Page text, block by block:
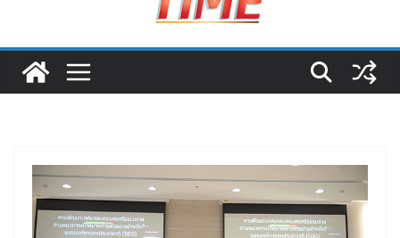
“เอกนิติ” เตือนบริษัทมหาชนที่ค้างชำระค่าบริการวิชาชีพ
ต้องเปิดเผยข้อมูลทางบัญชีอย่างถูกต้อง ระวังการนำส่งงบ
การเงินต่อ ก.ล.ต. โดยไม่แสดงภาระหนี้ตามข้อเท็จจริง
อาจเข้าข่ายรายงานข้อมูลอันเป็นเท็จ
พิตบลู ศิษย์ทรายทอง กำปั้นดาวรุ่งวัย 15 ปีตัวแทน
มวยไทย SUPER CHAMP
ภารกิจตำรวจจราจรโครงการพระราชดำริ นำส่งอวัยวะ
หัวใจ ดวงที่ 184 สำเร็จลุล่วง ณ รพ.ศิริราช